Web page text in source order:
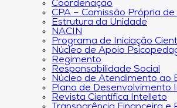
Coordenação
CPA – Comissão Própria de
Estrutura da Unidade
NACIN
Programa de Iniciação
Núcleo de Apoio
Regimento
Responsabilidade Social
Núcleo de Atendimento ao
Plano de Desenvolvimento
Revista Científica Intelleto